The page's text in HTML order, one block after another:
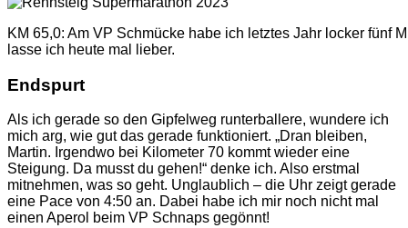
KM 65,0: Am VP Schmücke habe ich letztes Jahr locker fünf
lasse ich heute mal lieber.
Endspurt
Als ich gerade so den Gipfelweg runterballere, wundere ich
mich arg, wie gut das gerade funktioniert. „Dran bleiben,
Martin. Irgendwo bei Kilometer 70 kommt wieder eine
Steigung. Da musst du gehen!“ denke ich. Also erstmal
mitnehmen, was so geht. Unglaublich – die Uhr zeigt gerade
eine Pace von 4:50 an. Dabei habe ich mir noch nicht mal
einen Aperol beim VP Schnaps gegönnt!